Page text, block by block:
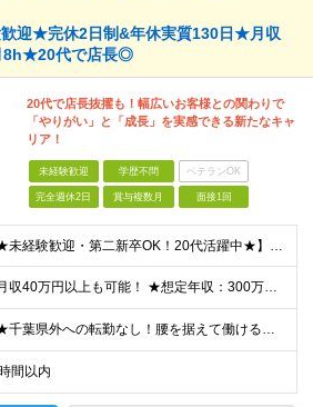
迎★完休2日制&年休実質130日★月収
8h★20代で店長◎
20代で店長抜擢も！幅広いお客様との関わりで
「やりがい」と「成長」を実感できる新たなキャ
リア！
未経験歓迎 学歴不問 ベテランOK
完全週休2日 賞与複数月 面接1回
【★未経験歓迎・第二新卒OK！20代活躍中★】 ◆学歴不問 ★アパレル、コールセンター、塾講師、飲食など、人と関わる仕事の経験がある方は大歓迎！「今の仕事は好きだけど、もっと休みが欲しい」「プライベ
★月収40万円以上も可能！ ★想定年収：300万円～350万円 ＜＊イオンモール幕張新都心店、イオン市川妙典店、イオン新浦安店＊＞ 月給21万550円～27万1800円＋インセンティブ＋賞与年2回＋
【★千葉県外への転勤なし！腰を据えて働ける◎★】 千葉県内にある当社が運営するドコモショップにて勤務いただきます！ お住まいや通勤を考慮した配属ですし、ご希望エリアがございましたら、ご遠慮なくお教えく
間以内